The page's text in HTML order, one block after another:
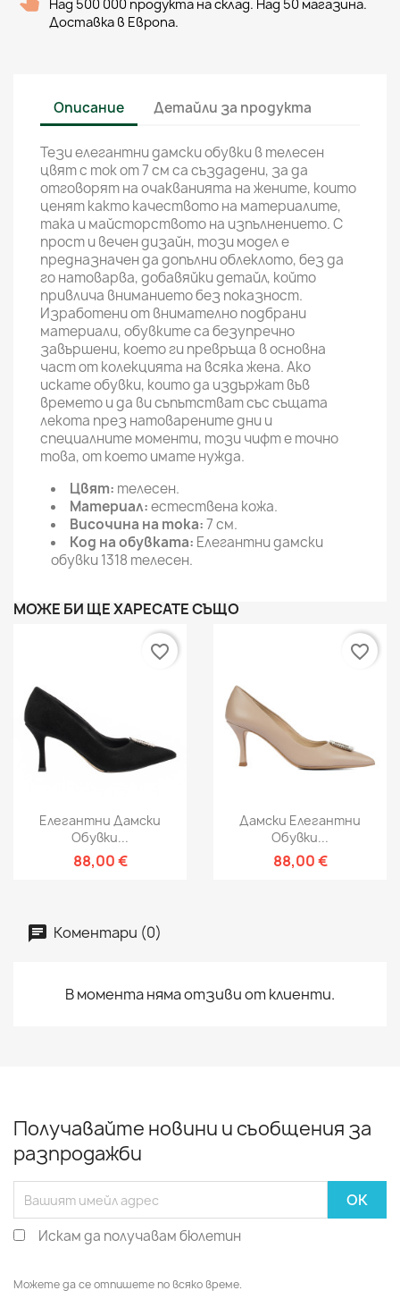
Над 500 000 продукта на склад. Над 50 магазина.
Доставка в Европа.
Описание Детайли за продукта
Тези елегантни дамски обувки в телесен
цвят с ток от 7 см са създадени, за да
отговорят на очакванията на жените, които
ценят както качеството на материалите,
така и майсторството на изпълнението. С
прост и вечен дизайн, този модел е
предназначен да допълни облеклото, без да
го натоварва, добавяйки детайл, който
привлича вниманието без показност.
Изработени от внимателно подбрани
материали, обувките са безупречно
завършени, което ги превръща в основна
част от колекцията на всяка жена. Ако
искате обувки, които да издържат във
времето и да ви съпътстват със същата
лекота през натоварените дни и
специалните моменти, този чифт е точно
това, от което имате нужда.
Цвят: телесен.
Материал:естествена кожа.
Височина на тока:7 см.
Код на обувката: Елегантни дамски
обувки 1318 телесен.
МОЖЕ БИ ЩЕ ХАРЕСАТЕ СЪЩО
Елегантни Дамски
Обувки...
88,00 €
favorite_border
Дамски Елегантни
Обувки...
88,00 €
favorite_border
Коментари (0)
В момента няма отзиви от клиенти.
Получавайте новини и съобщения за
разпродажби
Искам да получавам бюлетин
Можете да се отпишете по всяко време.